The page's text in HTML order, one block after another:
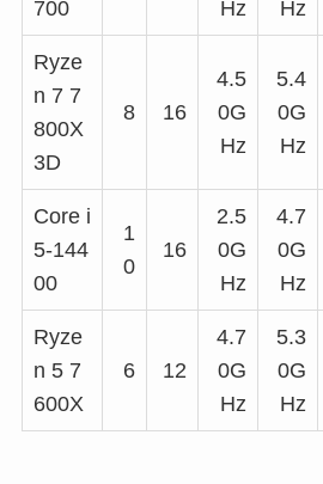
700
Hz
Hz
Ryze
n 7 7
800X
3D
8 16
4.5
0G
Hz
5.4
0G
Hz
Core i
5-144
00
1
0
16
2.5
0G
Hz
4.7
0G
Hz
Ryze
n 5 7
600X
6 12
4.7
0G
Hz
5.3
0G
Hz